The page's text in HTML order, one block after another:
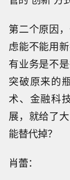
第二个原因
虑能不能用
有业务是不
突破原来的
术、金融科
展，就给了
能替代掉？
肖蕾：